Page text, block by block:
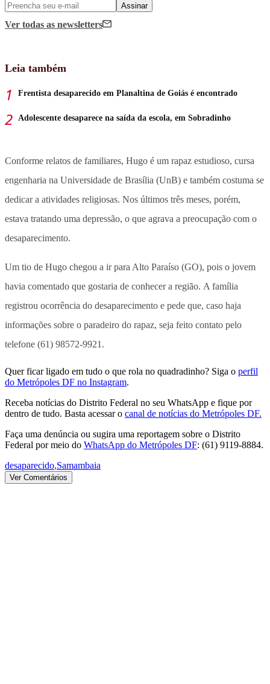
Assinar
Ver todas as newsletters
Leia também
Frentista desaparecido em Planaltina de Goiás é encontrado
Adolescente desaparece na saída da escola, em Sobradinho
Conforme relatos de familiares, Hugo é um rapaz estudioso, cursa
engenharia na Universidade de Brasília (UnB) e também costuma se
dedicar a atividades religiosas. Nos últimos três meses, porém,
estava tratando uma depressão, o que agrava a preocupação com o
desaparecimento.
Um tio de Hugo chegou a ir para Alto Paraíso (GO), pois o jovem
havia comentado que gostaria de conhecer a região. A família
registrou ocorrência do desaparecimento e pede que, caso haja
informações sobre o paradeiro do rapaz, seja feito contato pelo
telefone (61) 98572-9921.
Quer ficar ligado em tudo o que rola no quadradinho? Siga o perfil
do Metrópoles DF no Instagram.
Receba notícias do Distrito Federal no seu WhatsApp e fique por
dentro de tudo. Basta acessar o canal de notícias do Metrópoles DF.
Faça uma denúncia ou sugira uma reportagem sobre o Distrito
Federal por meio do WhatsApp do Metrópoles DF: (61) 9119-8884.
desaparecido,Samambaia
Ver Comentários